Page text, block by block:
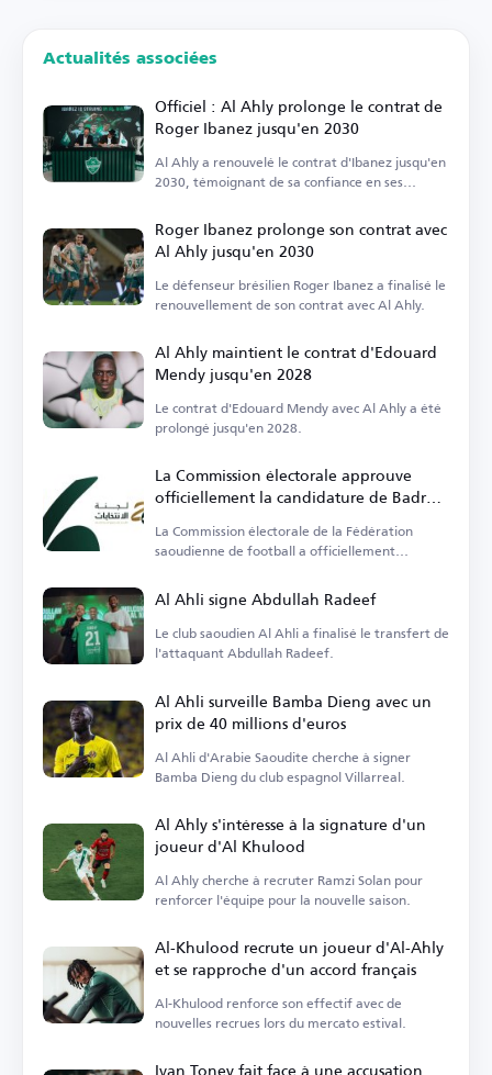
Actualités associées
Officiel : Al Ahly prolonge le contrat de
Roger Ibanez jusqu'en 2030
Al Ahly a renouvelé le contrat d'Ibanez jusqu'en
2030, témoignant de sa confiance en ses
Roger Ibanez prolonge son contrat avec
Al Ahly jusqu'en 2030
Le défenseur brésilien Roger Ibanez a finalisé le
renouvellement de son contrat avec Al Ahly.
Al Ahly maintient le contrat d'Edouard
Mendy jusqu'en 2028
Le contrat d'Edouard Mendy avec Al Ahly a été
prolongé jusqu'en 2028.
La Commission électorale approuve
officiellement la candidature de Badr
Al-Raziza à la présidence de la
Fédération saoudienne de football
La Commission électorale de la Fédération
saoudienne de football a officiellement
Al Ahli signe Abdullah Radeef
Le club saoudien Al Ahli a finalisé le transfert de
l'attaquant Abdullah Radeef.
Al Ahli surveille Bamba Dieng avec un
prix de 40 millions d'euros
Al Ahli d'Arabie Saoudite cherche à signer
Bamba Dieng du club espagnol Villarreal.
Al Ahly s'intéresse à la signature d'un
joueur d'Al Khulood
Al Ahly cherche à recruter Ramzi Solan pour
renforcer l'équipe pour la nouvelle saison.
Al-Khulood recrute un joueur d'Al-Ahly
et se rapproche d'un accord français
Al-Khulood renforce son effectif avec de
nouvelles recrues lors du mercato estival.